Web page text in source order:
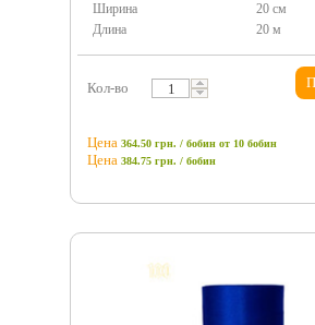
Ширина
20 см
Длина
20 м
Кол-во
Цена 364.50 грн. / бобин от 10 бобин
Цена 384.75 грн. / бобин